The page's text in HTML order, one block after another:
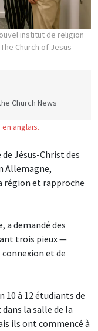
institut de religion
The Church of Jesus
Church News
anglais.
Jésus-Christ des
Allemagne,
région et rapproche
a demandé des
trois pieux —
connexion et de
10 à 12 étudiants de
la salle de la
ils ont commencé à